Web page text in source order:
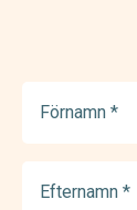
(Required)
(Required)